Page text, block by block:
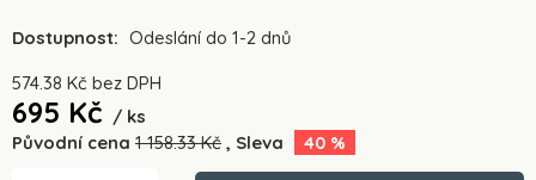
Dostupnost: Odeslání do 1-2 dnů
574.38 Kč bez DPH
695 Kč
ks
Původní cena 1 158.33Kč Sleva 40 %